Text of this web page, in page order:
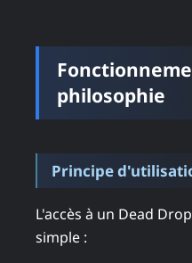
philosophie
Principe
L'accès à un Dead
simple :